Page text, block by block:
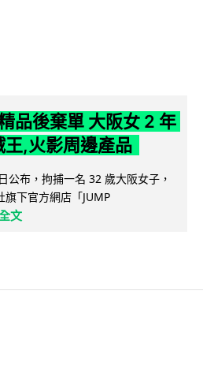
品後棄單 大阪女 2 年
,火影周邊產品
公布，拘捕一名 32 歲大阪女子，
下官方網店「JUMP
文